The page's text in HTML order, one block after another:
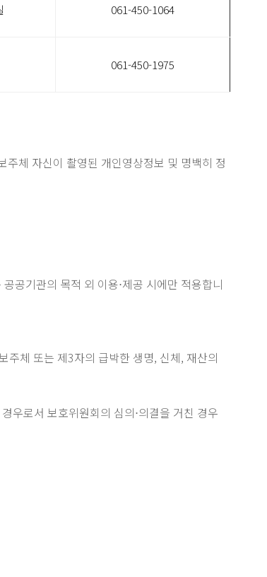
061-450-1064
061-450-1975
체 자신이 촬영된 개인영상정보 및 명백히 정
공기관의 목적 외 이용⋅제공 시에만 적용합니
주체 또는 제3자의 급박한 생명, 신체, 재산의
우로서 보호위원회의 심의⋅의결을 거친 경우